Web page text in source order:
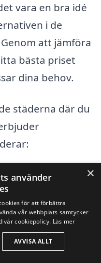
vara en bra idé
i de
att jämföra
bästa priset
dina behov.
städerna där du
×
använder
för att förbättra
vår webbplats samtycker
vår cookiepolicy. Läs mer
AVVISA ALLT